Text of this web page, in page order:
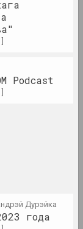
Podcast
Дурэйка
года